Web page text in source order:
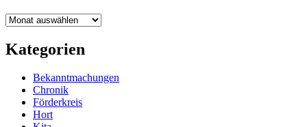
Beitragsarchiv
Kategorien
Bekanntmachungen
Chronik
Förderkreis
Hort